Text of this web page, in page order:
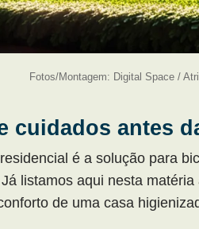
Fotos/Montagem: Digital Space /
cuidados antes
é a solução para
listamos aqui nesta
de uma casa